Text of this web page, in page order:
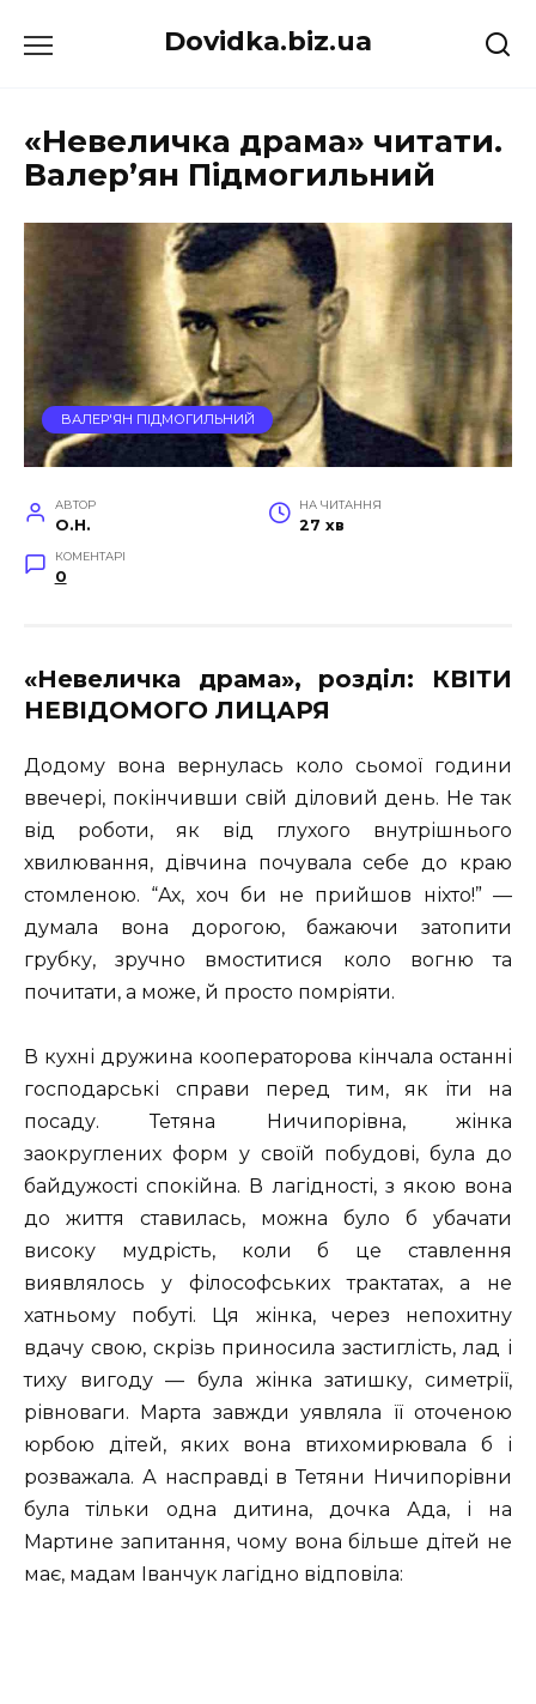
до
Dovidka.biz.ua
«Невеличка драма» читати.
Валер’ян Підмогильний
ВАЛЕР'ЯН ПІДМОГИЛЬНИЙ
АВТОР
O.H.
НА ЧИТАННЯ
27 хв
КОМЕНТАРІ
0
«Невеличка драма», розділ: КВІТИ
НЕВІДОМОГО ЛИЦАРЯ
Додому вона вернулась коло сьомої години
ввечері, покінчивши свій діловий день. Не так
від роботи, як від глухого внутрішнього
хвилювання, дівчина почувала себе до краю
стомленою. “Ах, хоч би не прийшов ніхто!” —
думала вона дорогою, бажаючи затопити
грубку, зручно вмоститися коло вогню та
почитати, а може, й просто помріяти.
В кухні дружина кооператорова кінчала останні
господарські справи перед тим, як іти на
посаду. Тетяна Ничипорівна, жінка
заокруглених форм у своїй побудові, була до
байдужості спокійна. В лагідності, з якою вона
до життя ставилась, можна було б убачати
високу мудрість, коли б це ставлення
виявлялось у філософських трактатах, а не
хатньому побуті. Ця жінка, через непохитну
вдачу свою, скрізь приносила застиглість, лад і
тиху вигоду — була жінка затишку, симетрії,
рівноваги. Марта завжди уявляла її оточеною
юрбою дітей, яких вона втихомирювала б і
розважала. А насправді в Тетяни Ничипорівни
була тільки одна дитина, дочка Ада, і на
Мартине запитання, чому вона більше дітей не
має, мадам Іванчук лагідно відповіла: